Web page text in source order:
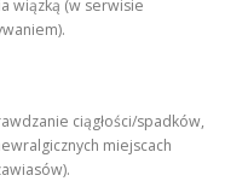
wiązką (w serwisie
ciągłości/spadków,
miejscach